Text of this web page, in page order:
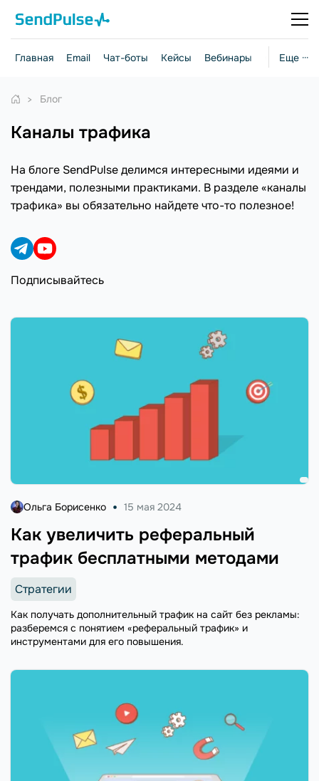
Еще ···
Главная Email Чат-боты Кейсы Вебинары Стратегии
Блог
каналы трафика
На блоге SendPulse делимся интересными идеями и
трендами, полезными практиками. В разделе «каналы
трафика» вы обязательно найдете что-то полезное!
Подписывайтесь
Как увеличить реферальный
трафик бесплатными методами
Ольга Борисенко 15 мая 2024
Стратегии
Как получать дополнительный трафик на сайт без рекламы:
разберемся с понятием «реферальный трафик» и
инструментами для его повышения.